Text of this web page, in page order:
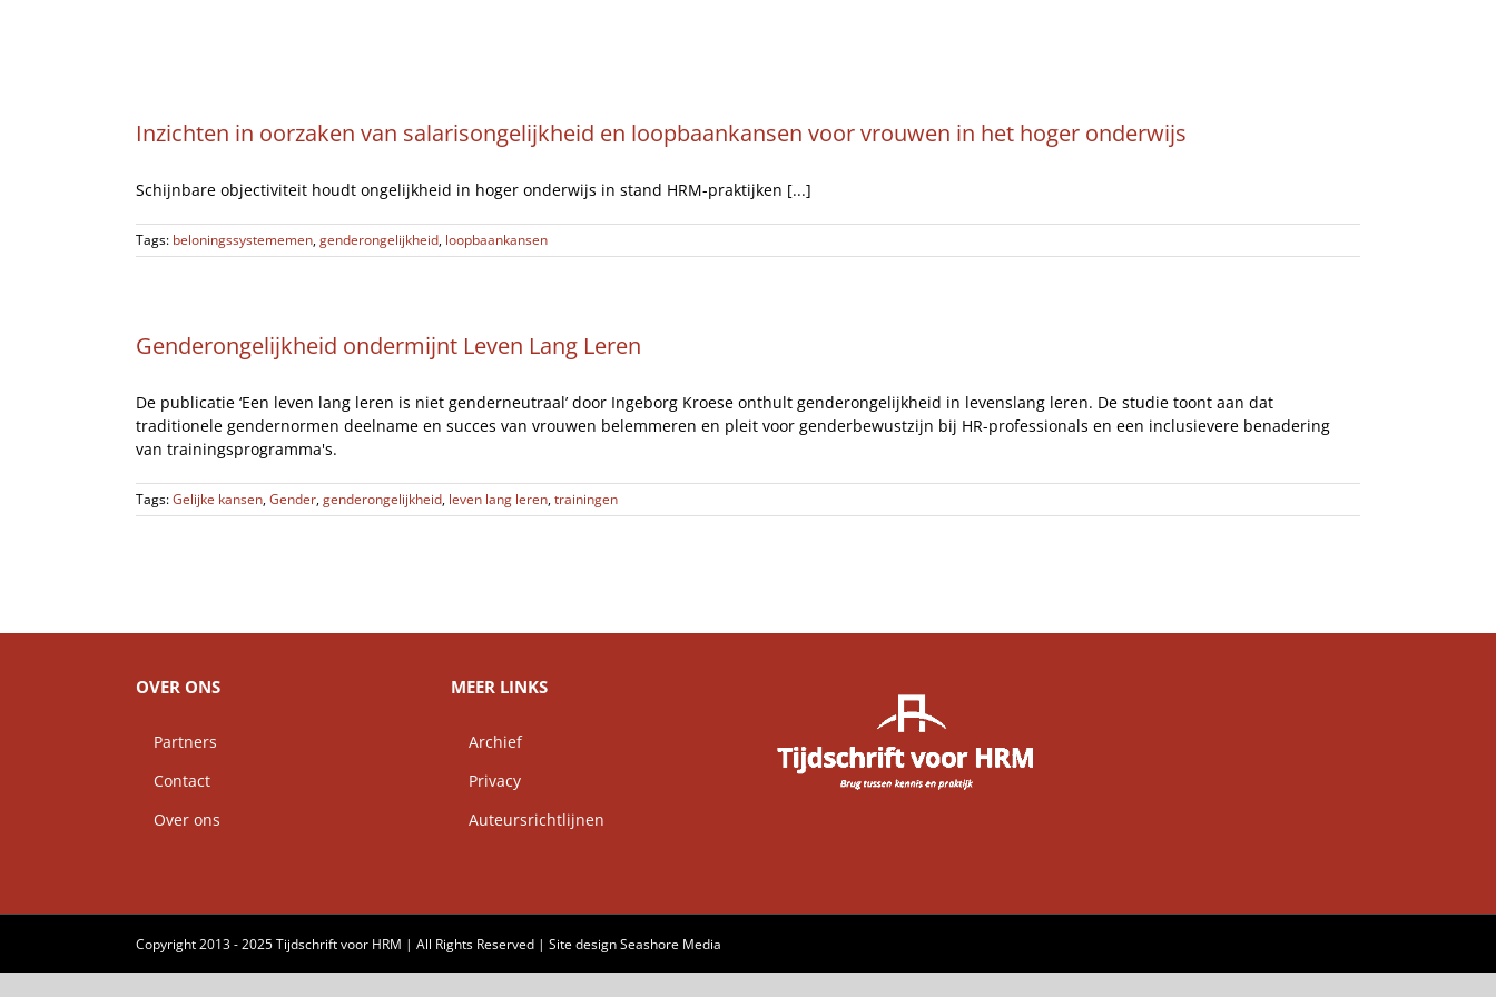
Inzichten in oorzaken van salarisongelijkheid en loopbaankansen voor vrouwen in het hoger onderwijs
Schijnbare objectiviteit houdt ongelijkheid in hoger onderwijs in stand HRM-praktijken [...]
Tags: beloningssystememen,genderongelijkheid, loopbaankansen
Genderongelijkheid ondermijnt Leven Lang Leren
De publicatie ‘Een leven lang leren is niet genderneutraal’ door Ingeborg Kroese onthult genderongelijkheid in levenslang leren. De studie toont aan dat
traditionele gendernormen deelname en succes van vrouwen belemmeren en pleit voor genderbewustzijn bij HR-professionals en een inclusievere benadering
van trainingsprogramma's.
Tags:Gelijke kansen,Gender,genderongelijkheid, leven lang leren,trainingen
OVER ONS
Partners
Contact
Over ons
MEER LINKS
Archief
Privacy
Auteursrichtlijnen
Copyright 2013 - 2025 Tijdschrift voor HRM | All Rights Reserved | Site designSeashore Media